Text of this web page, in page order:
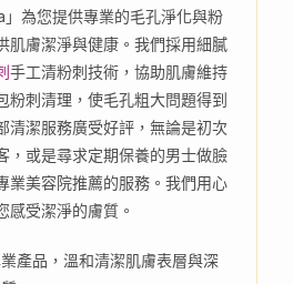
」為您提供專業的毛孔淨化與粉
肌膚潔淨與健康。我們採用細膩
手工清粉刺技術，協助肌膚維持
粉刺清理，使毛孔粗大問題得到
清潔服務廣受好評，無論是初次
，或是尋求定期保養的男士做臉
業美容院推薦的服務。我們用心
感受潔淨的膚質。
產品，溫和清潔肌膚表層與深